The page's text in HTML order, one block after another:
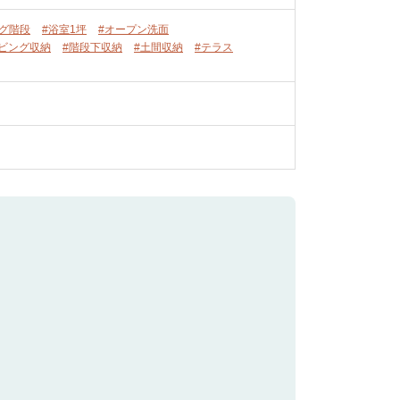
階段 #浴室1坪
#オープン洗面
ング収納
#階段下収納 #土間収納 #テラス